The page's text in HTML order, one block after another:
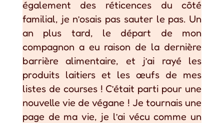
également des réticences du côté
familial, je n’osais pas sauter le pas. Un
an plus tard, le départ de mon
compagnon a eu raison de la dernière
barrière alimentaire, et j’ai rayé les
produits laitiers et les œufs de mes
listes de courses ! C’était parti pour une
nouvelle vie de végane ! Je tournais une
page de ma vie, je l’ai vécu comme un